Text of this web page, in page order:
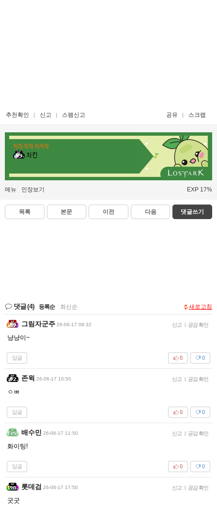
추천확인 신고 스팸신고 공유 스크랩
치직 치직 치지직
치킨
메뉴 인장보기 EXP 17%
목록 본문 이전 다음 댓글쓰기
댓글(4) 등록순 최신순 새로고침
그림자군주 26-06-17 08:32 신고 | 공감 확인
냥냥이~
답글 0
0
존윅 26-06-17 10:50 신고 | 공감 확인
ㅇㅃ
답글 0
0
배수민 26-06-17 11:50 신고 | 공감 확인
화이팅!
답글 0
0
롯데검 26-06-17 17:50 신고 | 공감 확인
굿굿